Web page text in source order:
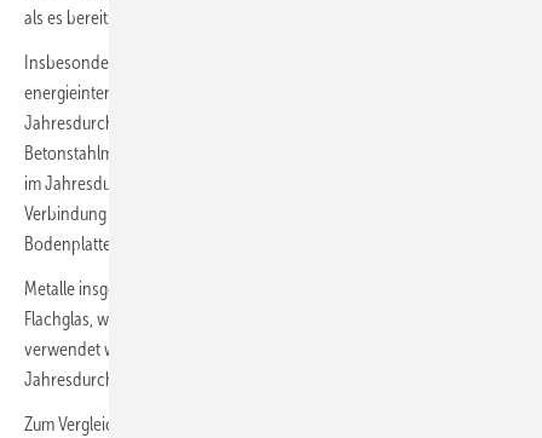
als es bereits hohe Preissteigerungen gegeben hatte.
Insbesondere Baustoffe wie Stahl, Stahlerzeugnisse oder Glas, die
energieintensiv hergestellt werden, verteuerten sich. Stabstahl war im
Jahresdurchschnitt 2022 um 40,4 % teurer, Blankstahl um 39,1 %,
Betonstahlmatten um 38,1 % und Stahlrohre kosteten 32,2 % mehr als
im Jahresdurchschnitt 2021. Stahl wird in großem Umfang in
Verbindung mit Beton unter anderem im Rohbau zur Verstärkung von
Bodenplatten, Decken und Wänden eingesetzt.
Metalle insgesamt waren 2022 um 26,5 % teurer als im Vorjahr.
Flachglas, was üblicherweise für Fenster, Glastüren oder Glaswände
verwendet wird, verteuerte sich 2022 um 49,3 % im Vergleich zum
Jahresdurchschnitt 2021.
Zum Vergleich: Der Erzeugerpreisindex gewerblicher Produkte